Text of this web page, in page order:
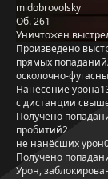
midobrovolsky
Об. 261
Уничтожен
Произведено
прямых
осколочно-
Нанесение урона
с дистанции
Получено
пробитий2
не нанёсших урон
Получено
Урон,